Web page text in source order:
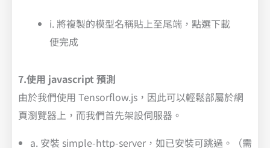
i. 將複製的模型名稱貼上至尾端，點選下載
便完成
7.使用 javascript 預測
由於我們使用 Tensorflow.js，因此可以輕鬆部屬於網
頁瀏覽器上，而我們首先架設伺服器。
a. 安裝 simple-http-server，如已安裝可跳過。（需